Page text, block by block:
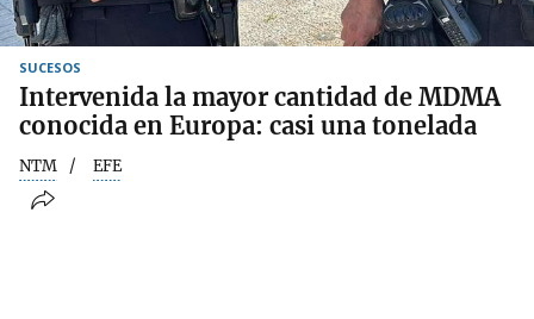
SUCESOS
Intervenida la mayor cantidad de MDMA
conocida en Europa: casi una tonelada
NTM EFE